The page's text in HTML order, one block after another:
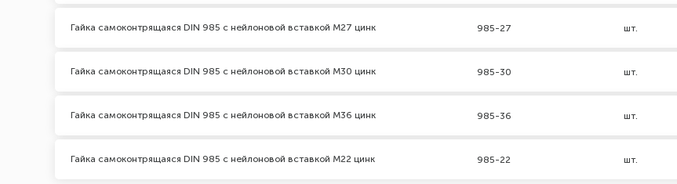
Гайка самоконтрящаяся DIN 985 с нейлоновой вставкой М27 цинк 985-27 шт.
Гайка самоконтрящаяся DIN 985 с нейлоновой вставкой М30 цинк 985-30 шт.
Гайка самоконтрящаяся DIN 985 с нейлоновой вставкой М36 цинк 985-36 шт.
Гайка самоконтрящаяся DIN 985 с нейлоновой вставкой М22 цинк 985-22 шт.